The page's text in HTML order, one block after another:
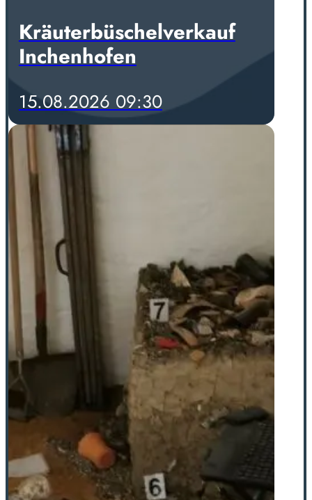
Kräuterbüschelverkauf
Inchenhofen
15.08.2026 09:30